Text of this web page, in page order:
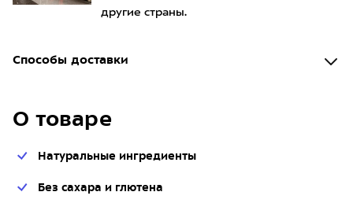
другие страны.
Способы доставки
О товаре
Натуральные ингредиенты
Без сахара и глютена